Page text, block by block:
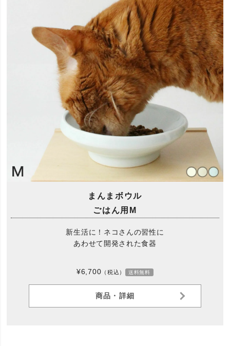
まんまボウル
ごはん用M
新生活に！ネコさんの習性に
あわせて開発された食器
¥6,700 （税込） 送料無料
商品・詳細